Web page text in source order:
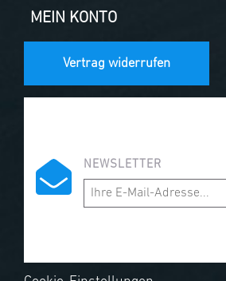
MEIN KONTO
Vertrag widerrufen
NEWSLETTER